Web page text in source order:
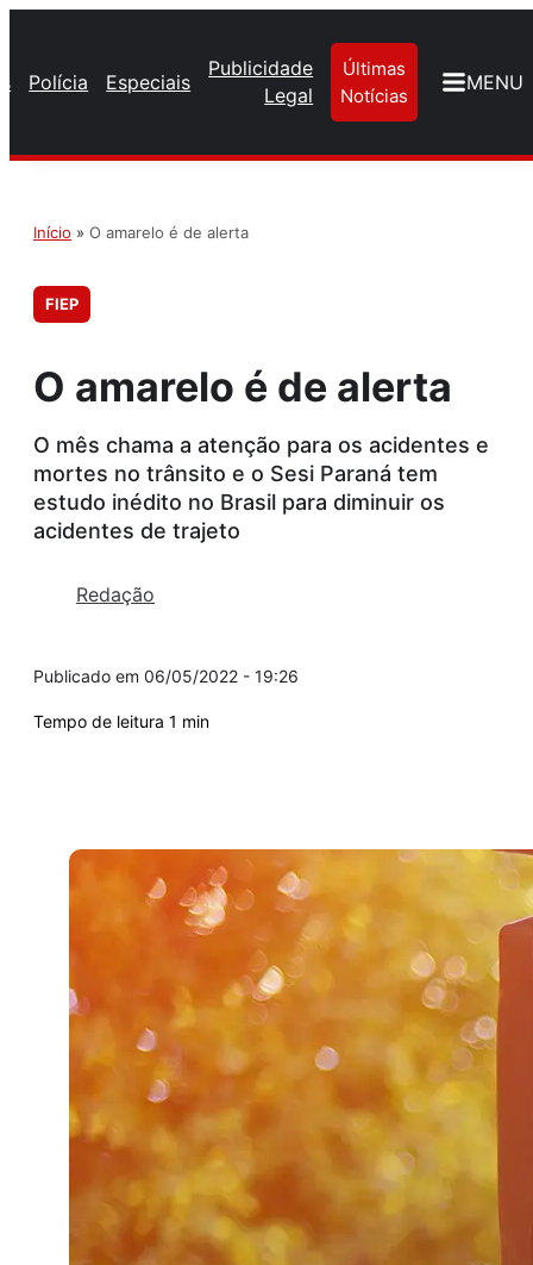
Polícia Especiais
Publicidade
Legal
Últimas
Notícias
MENU
Início » O amarelo é de alerta
FIEP
O amarelo é de alerta
O mês chama a atenção para os acidentes e
mortes no trânsito e o Sesi Paraná tem
estudo inédito no Brasil para diminuir os
acidentes de trajeto
Redação
06/05/2022 - 19:26